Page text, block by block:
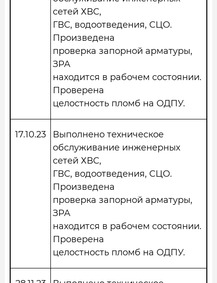
сетей ХВС,
ГВС, водоотведения, СЦО.
Произведена
проверка запорной арматуры,
ЗРА
находится в рабочем состоянии.
Проверена
целостность пломб на ОДПУ.
17.10.23
Выполнено техническое
обслуживание инженерных
сетей ХВС,
ГВС, водоотведения, СЦО.
Произведена
проверка запорной арматуры,
ЗРА
находится в рабочем состоянии.
Проверена
целостность пломб на ОДПУ.